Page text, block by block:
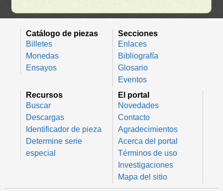
Catálogo de piezas
Billetes
Monedas
Ensayos
Secciones
Enlaces
Bibliografía
Glosario
Eventos
Recursos
Buscar
Descargas
Identificador de pieza
Determine serie
especial
El portal
Novedades
Contacto
Agradecimientos
Acerca del portal
Términos de uso
Investigaciones
Mapa del sitio